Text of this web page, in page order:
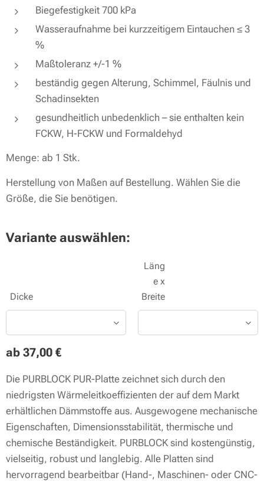
Biegefestigkeit 700 kPa
Wasseraufnahme bei kurzzeitigem Eintauchen ≤ 3
%
Maßtoleranz +/-1 %
beständig gegen Alterung, Schimmel, Fäulnis und
Schadinsekten
gesundheitlich unbedenklich – sie enthalten kein
FCKW, H-FCKW und Formaldehyd
Menge: ab 1 Stk.
Herstellung von Maßen auf Bestellung. Wählen Sie die
Größe, die Sie benötigen.
Variante auswählen:
Dicke
Läng
e x
Breite
ab 37,00 €
Die PURBLOCK PUR-Platte zeichnet sich durch den
niedrigsten Wärmeleitkoeffizienten der auf dem Markt
erhältlichen Dämmstoffe aus. Ausgewogene mechanische
Eigenschaften, Dimensionsstabilität, thermische und
chemische Beständigkeit. PURBLOCK sind kostengünstig,
vielseitig, robust und langlebig. Alle Platten sind
hervorragend bearbeitbar (Hand-, Maschinen- oder CNC-